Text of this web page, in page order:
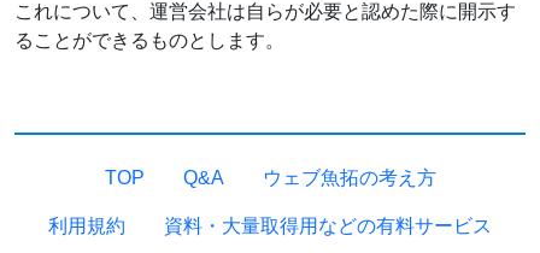
これについて、運営会社は自らが必要と認めた際に開示す
ることができるものとします。
TOP Q&A ウェブ魚拓の考え方
利用規約 資料・大量取得用などの有料サービス